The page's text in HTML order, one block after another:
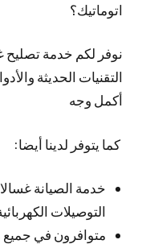
اتوماتيك؟
نوفر لكم خدمة تصليح
التقنيات الحديثة
أكمل وجه
كما يتوفر لدينا أيضا:
خدمة الصيانة
التوصيلات
متوافرون في